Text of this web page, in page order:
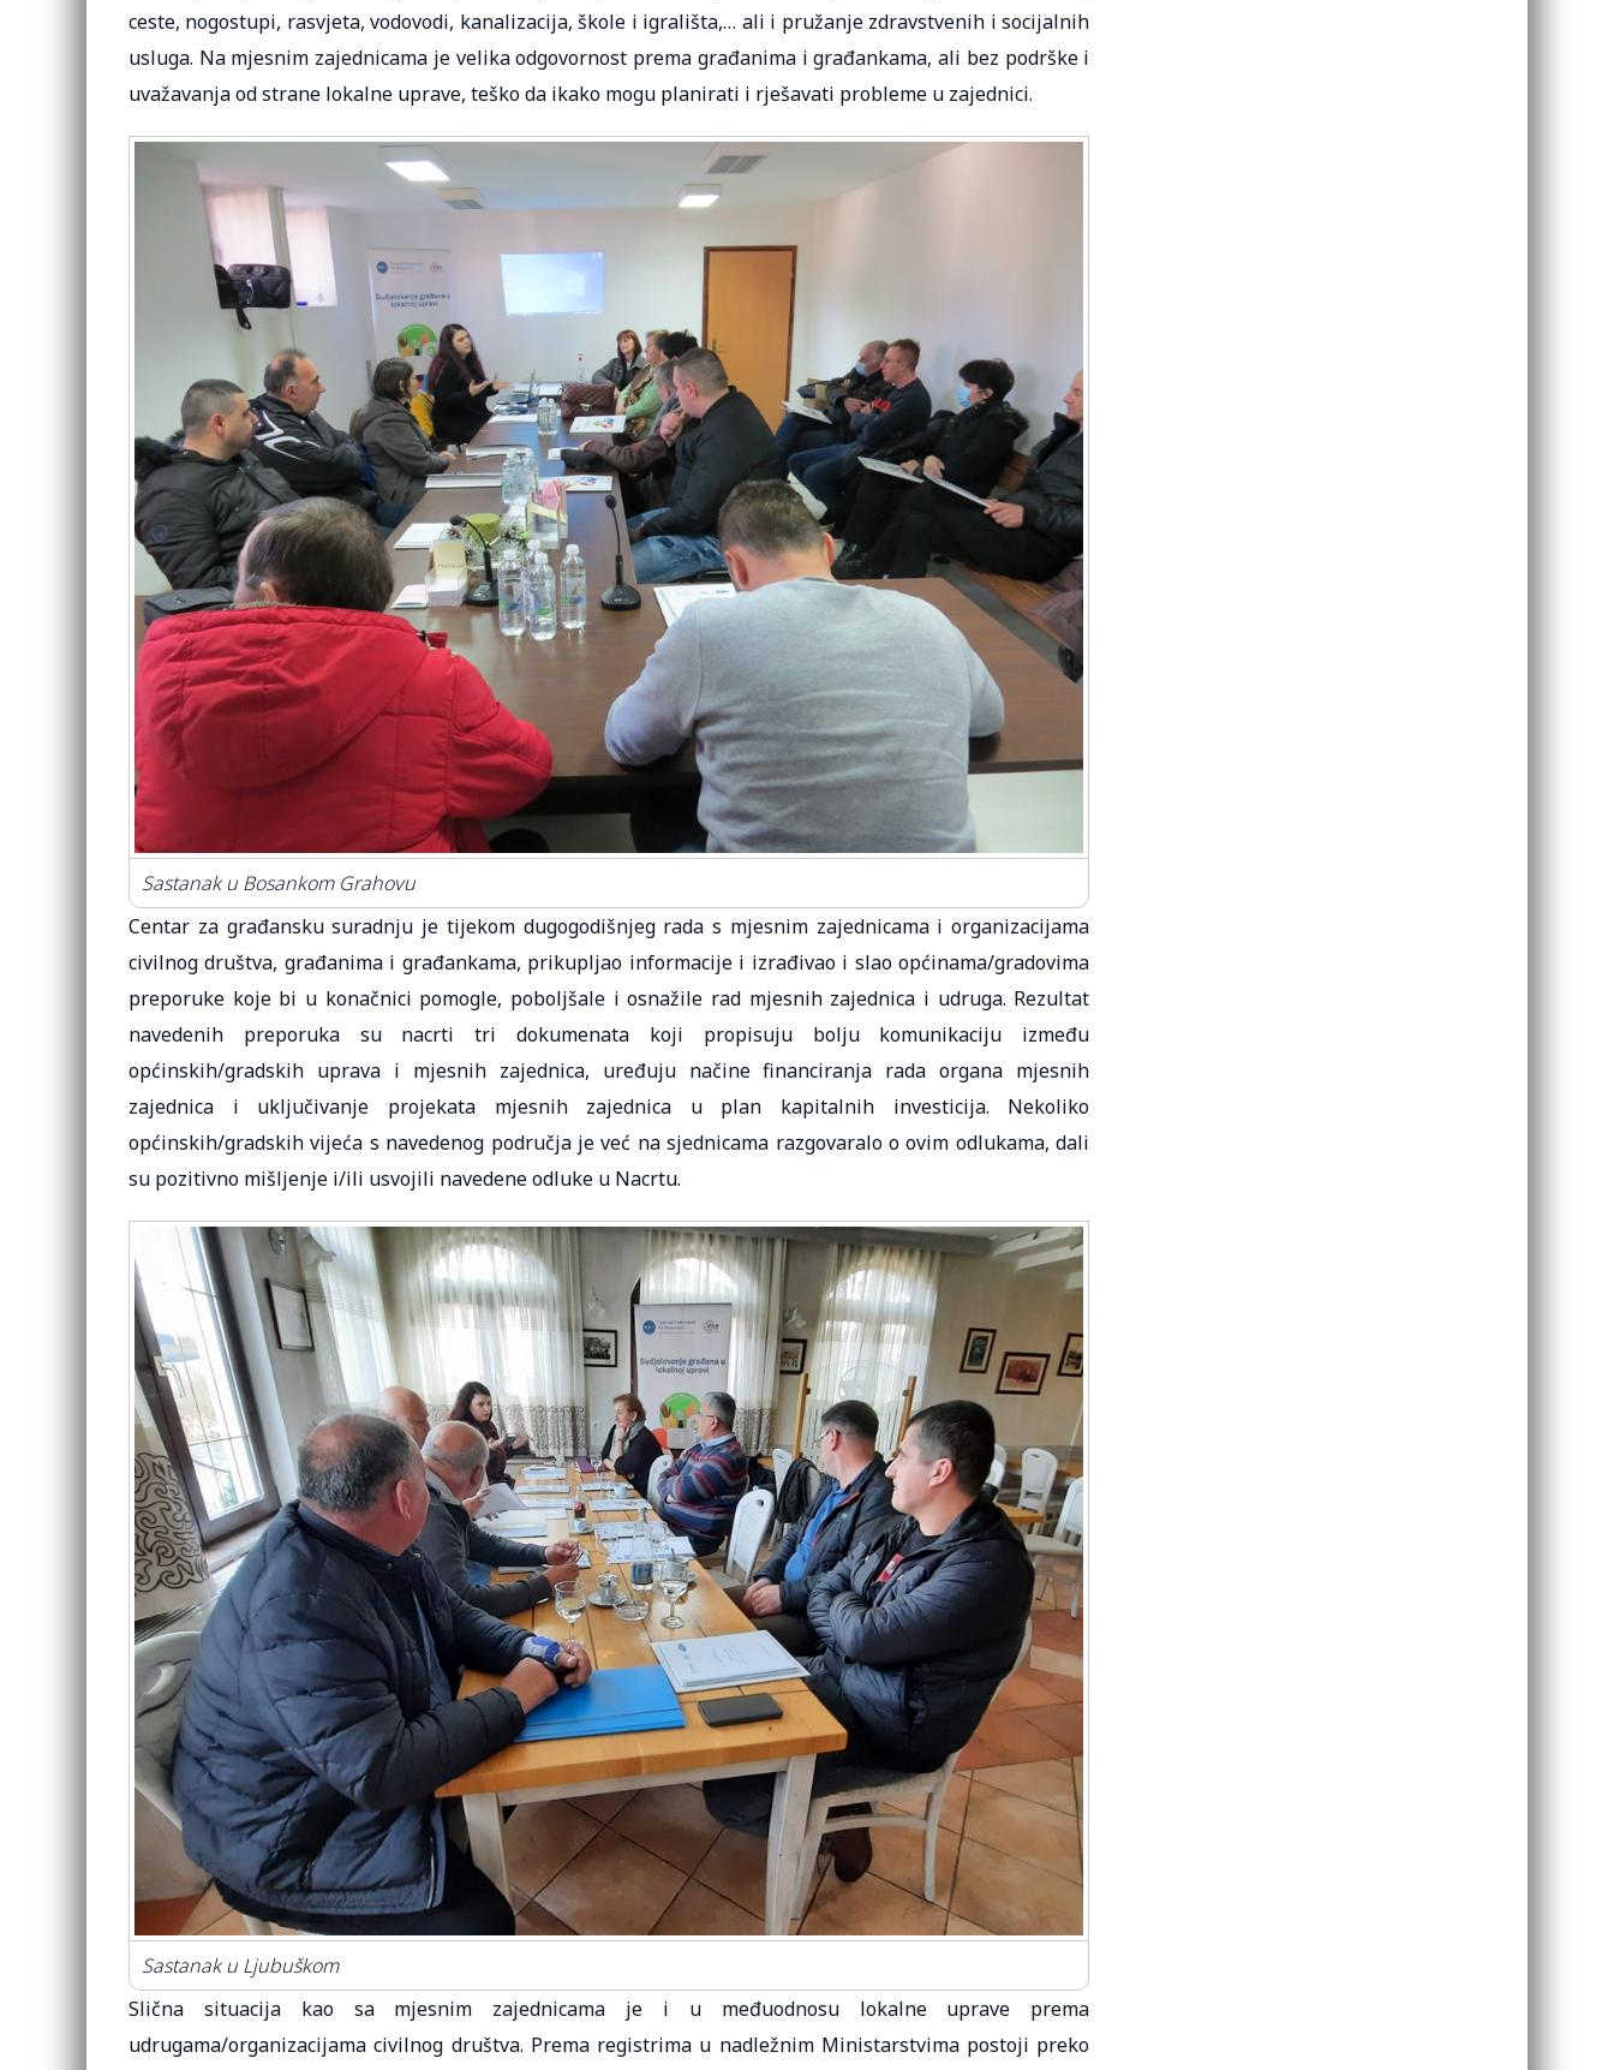
ceste, nogostupi, rasvjeta, vodovodi, kanalizacija, škole i igrališta,… ali i pružanje zdravstvenih i socijalnih
usluga. Na mjesnim zajednicama je velika odgovornost prema građanima i građankama, ali bez podrške i
uvažavanja od strane lokalne uprave, teško da ikako mogu planirati i rješavati probleme u zajednici.
Sastanak u Bosankom Grahovu
Centar za građansku suradnju je tijekom dugogodišnjeg rada s mjesnim zajednicama i organizacijama
civilnog društva, građanima i građankama, prikupljao informacije i izrađivao i slao općinama/gradovima
preporuke koje bi u konačnici pomogle, poboljšale i osnažile rad mjesnih zajednica i udruga. Rezultat
navedenih preporuka su nacrti tri dokumenata koji propisuju bolju komunikaciju između
općinskih/gradskih uprava i mjesnih zajednica, uređuju načine financiranja rada organa mjesnih
zajednica i uključivanje projekata mjesnih zajednica u plan kapitalnih investicija. Nekoliko
općinskih/gradskih vijeća s navedenog područja je već na sjednicama razgovaralo o ovim odlukama, dali
su pozitivno mišljenje i/ili usvojili navedene odluke u Nacrtu.
Sastanak u Ljubuškom
Slična situacija kao sa mjesnim zajednicama je i u međuodnosu lokalne uprave prema
udrugama/organizacijama civilnog društva. Prema registrima u nadležnim Ministarstvima postoji preko